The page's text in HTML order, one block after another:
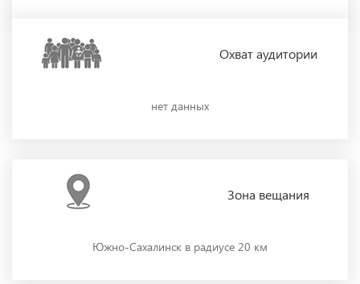
Охватаудитории
нет данных
Зона вещания
Южно-Сахалинск в радиусе 20 км